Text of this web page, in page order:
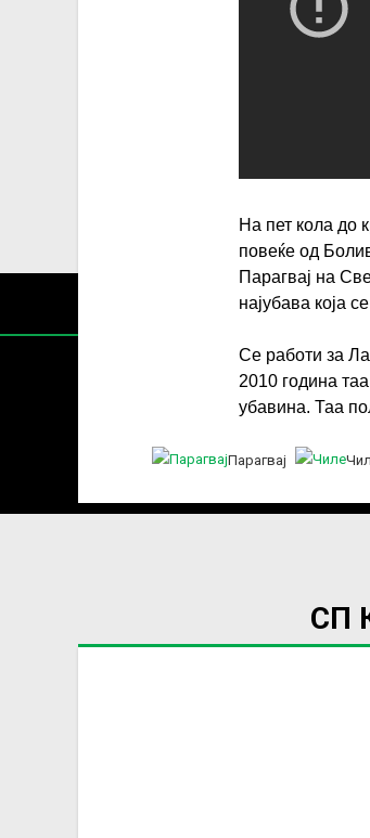
На пет кола до
повеќе од
Парагвај на
најубава која
Се работи за
2010 година
убавина. Таа
Парагвај
СП
За секоја форма на